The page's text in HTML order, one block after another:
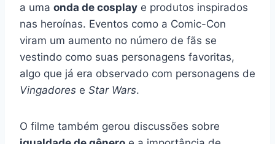
a uma onda de cosplay e produtos inspirados
nas heroínas. Eventos como a Comic-Con
viram um aumento no número de fãs se
vestindo como suas personagens favoritas,
algo que já era observado com personagens de
Vingadores e Star Wars.
O filme também gerou discussões sobre